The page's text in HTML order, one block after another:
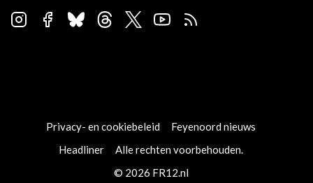
Privacy- en cookiebeleid
Feyenoord nieuws
Headliner
Alle rechten voorbehouden.
© 2026 FR12.nl